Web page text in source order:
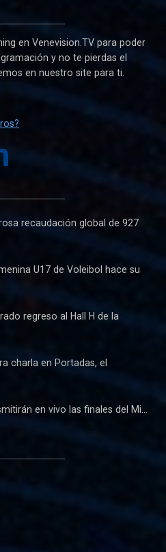
en Venevision.TV para poder
y no te pierdas el
en nuestro site para ti.
recaudación global de 927
U17 de Voleibol hace su
regreso al Hall H de la
charla en Portadas, el
en vivo las finales del Mi...